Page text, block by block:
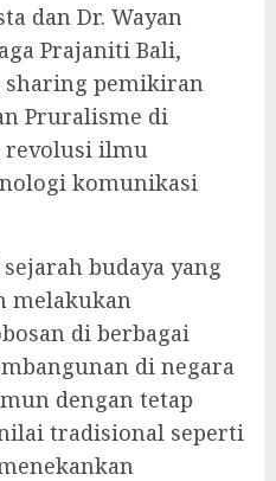
dan Dr. Wayan
Prajaniti Bali,
sharing pemikiran
Pruralisme di
revolusi ilmu
komunikasi
budaya yang
melakukan
di berbagai
di negara
dengan tetap
tradisional seperti